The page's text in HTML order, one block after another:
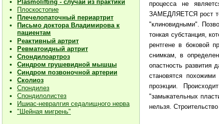
Plasmolifting - случаи из практики
Плоскостопие
Плечелопаточный периартрит
Письмо доктора Владимирова к
пациентам
Реактивный артрит
Ревматоидный артрит
Спондилоартроз
Синдром грушевидной мышцы
Синдром позвоночной артерии
Сколиоз
Спондилез
Спондилолистез
Ишиас-невралгия седалищного нерва
"Шейная мигрень"
процесса не
ЗАМЕДЛЯЕТСЯ рост
"клиновидными".
тонкая субстанция,
рентгене в боковой
снимкам, в
опастность развития
становятся
проэкции.
"замыкательных
нельзя.